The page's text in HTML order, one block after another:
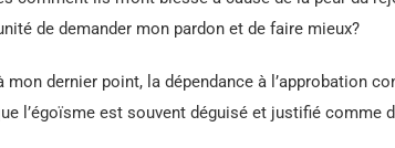
de demander mon pardon et de faire mieux?
mon dernier point, la dépendance à l’approbation
l’égoïsme est souvent déguisé et justifié comme